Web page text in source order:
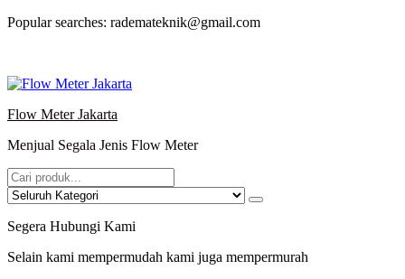
Lompat
Popular searches: rademateknik@gmail.com
Flow Meter Jakarta
Menjual Segala Jenis Flow Meter
Segera Hubungi Kami
Selain kami mempermudah kami juga mempermurah